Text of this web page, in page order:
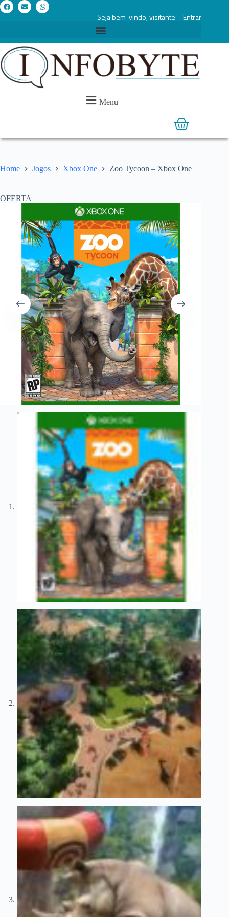
Seja bem-vindo, visitante – Entrar
Menu
Home Jogos Xbox One Zoo Tycoon – Xbox One
OFERTA